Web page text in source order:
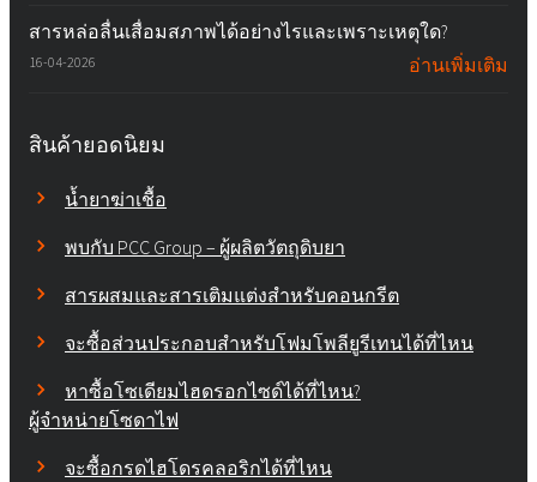
สารหล่อลื่นเสื่อมสภาพได้อย่างไรและเพราะเหตุใด?
16-04-2026 อ่านเพิ่มเติม
สินค้ายอดนิยม
น้ำยาฆ่าเชื้อ
พบกับ PCC Group – ผู้ผลิตวัตถุดิบยา
สารผสมและสารเติมแต่งสำหรับคอนกรีต
จะซื้อส่วนประกอบสำหรับโฟมโพลียูรีเทนได้ที่ไหน
หาซื้อโซเดียมไฮดรอกไซด์ได้ที่ไหน?
ผู้จำหน่ายโซดาไฟ
จะซื้อกรดไฮโดรคลอริกได้ที่ไหน